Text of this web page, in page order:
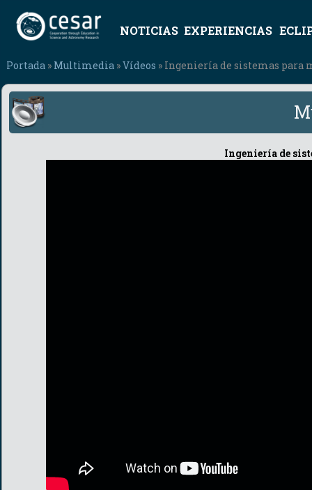
NOTICIAS EXPERIENCIAS
Portada » Multimedia »Vídeos » Ingeniería de sistemas para
Ingeniería de